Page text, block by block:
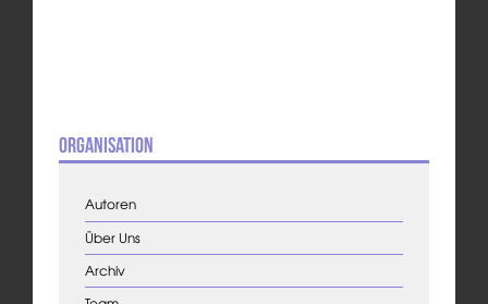
Organisation
Autoren
Über Uns
Archiv